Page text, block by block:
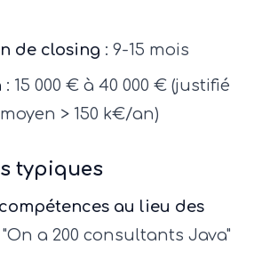
de closing : 9-15 mois
: 15 000 € à 40 000 € (justifié
> 150 k€/an)
typiques
au lieu des
a 200 consultants Java"